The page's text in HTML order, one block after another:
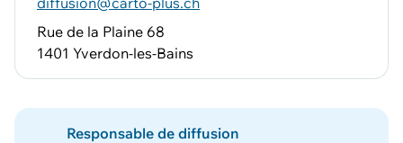
Rue de la Plaine 68
1401 Yverdon-les-Bains
Responsable de diffusion